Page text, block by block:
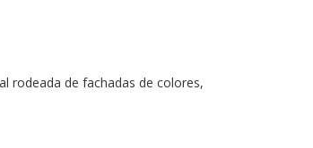
rodeada de fachadas de colores,